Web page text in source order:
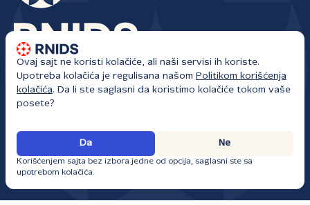
Registar nacionalnog internet domena Srbije
Žorža Klemansoa 18a/I
Beograd, Srbija
RNIDS • Sva prava zadržana • kancelarija@rnids.rs • Sajt ažuriran: 06.
Ovaj sajt ne koristi kolačiće, ali naši servisi ih koriste.
Upotreba kolačića je regulisana našom Politikom korišćenja
kolačića. Da li ste saglasni da koristimo kolačiće tokom vaše
posete?
Da Ne
Korišćenjem sajta bez izbora jedne od opcija, saglasni ste sa
upotrebom kolačića.